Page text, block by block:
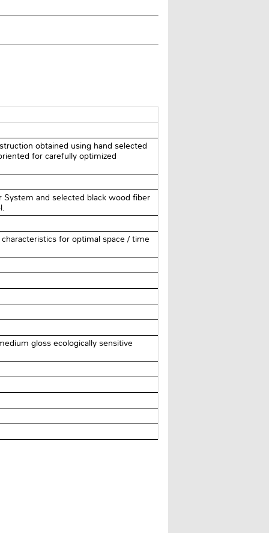
obtained using hand selected
for carefully optimized
and selected black wood fiber
for optimal space / time
gloss ecologically sensitive